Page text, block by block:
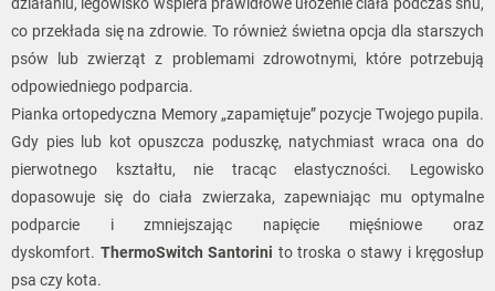
co przekłada się na zdrowie. To również świetna opcja dla starszych
psów lub zwierząt z problemami zdrowotnymi, które potrzebują
odpowiedniego podparcia.
Pianka ortopedyczna Memory „zapamiętuje” pozycje Twojego pupila.
Gdy pies lub kot opuszcza poduszkę, natychmiast wraca ona do
pierwotnego kształtu, nie tracąc elastyczności. Legowisko
dopasowuje się do ciała zwierzaka, zapewniając mu optymalne
podparcie i zmniejszając napięcie mięśniowe oraz
dyskomfort. ThermoSwitch Santorini to troska o stawy i kręgosłup
psa czy kota.